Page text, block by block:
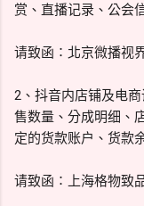
赏、直播记录、公会
请致函∶北京微播视
2、抖音内店铺及电
售数量、分成明细、
定的货款账户、货款
请致函∶上海格物致